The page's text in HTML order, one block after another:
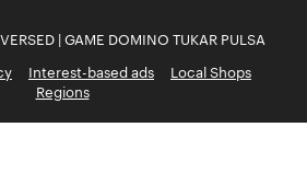
| GAME DOMINO TUKAR PULSA
Interest-based ads
Local Shops
Regions